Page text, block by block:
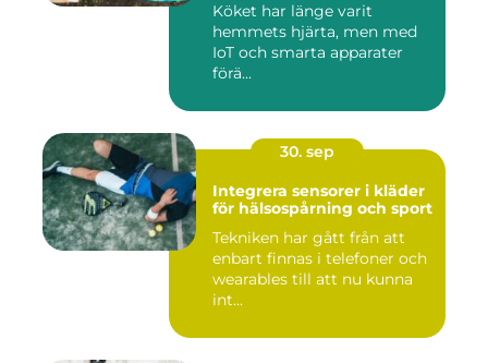
Köket har länge varit
hemmets hjärta, men med
IoT och smarta apparater
förä...
30. sep
Integrera sensorer i kläder
för hälsospårning och sport
Tekniken har gått från att
enbart finnas i telefoner och
wearables till att nu kunna
int...